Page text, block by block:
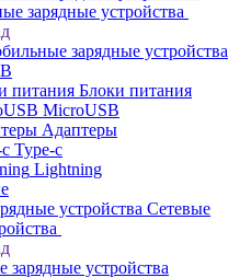
зарядные устройства
зарядные устройства
Блоки питания
MicroUSB
Адаптеры
Type-c
Lightning
Сетевые
зарядные устройства